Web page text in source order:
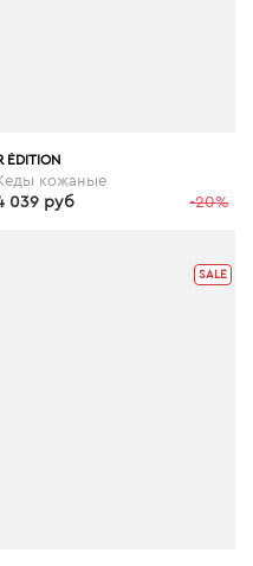
ÉDITION
кожаные
-20%
039 руб
SALE